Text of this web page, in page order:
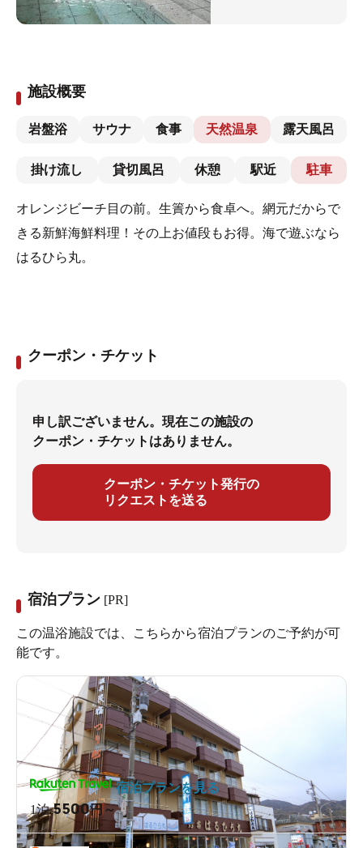
施設概要
岩盤浴 サウナ 食事 天然温泉 露天風呂
掛け流し 貸切風呂 休憩 駅近 駐車
オレンジビーチ目の前。生簀から食卓へ。網元だからで
きる新鮮海鮮料理！その上お値段もお得。海で遊ぶなら
はるひら丸。
クーポン・チケット
申し訳ございません。現在この施設の
クーポン・チケットはありません。
クーポン・チケット発行の
リクエストを送る
宿泊プラン [PR]
この温浴施設では、こちらから宿泊プランのご予約が可
能です。
1泊5500円～
宿泊プランを見る